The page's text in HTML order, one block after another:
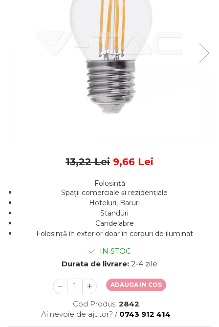
Lămpi de Birou
13,22 Lei 9,66 Lei
Folosință
Spații comerciale și rezidențiale
Hoteluri, Baruri
Standuri
Candelabre
Folosință în exterior doar în corpuri de iluminat
IN STOC
Durata de livrare: 2-4 zile
ADAUGA IN COS
Cod Produs: 2842
Ai nevoie de ajutor? / 0743 912 414